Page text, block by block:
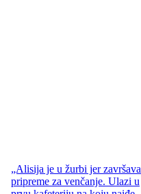
„Alisija je u žurbi jer završava
pripreme za venčanje. Ulazi u